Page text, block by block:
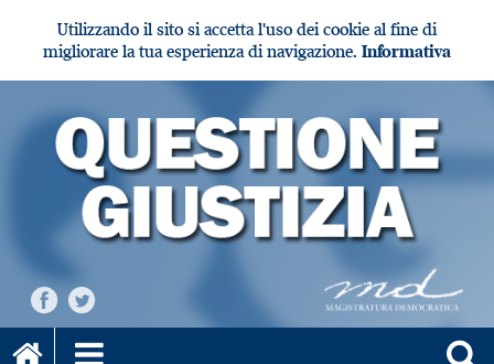
Utilizzando il sito si accetta l'uso dei cookie al fine di
migliorare la tua esperienza di navigazione. Informativa